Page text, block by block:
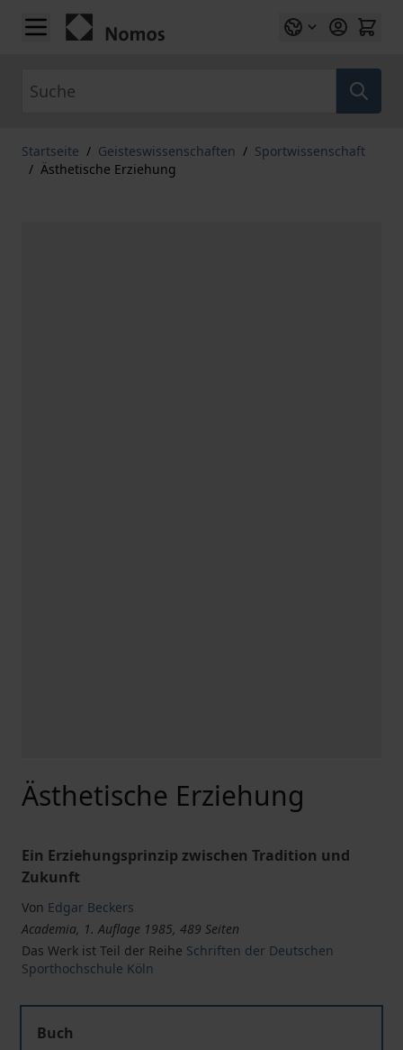
Zum Inhalt springen
Startseite / Geisteswissenschaften / Sportwissenschaft
/ Ästhetische Erziehung
Ästhetische Erziehung
Ein Erziehungsprinzip zwischen Tradition und
Zukunft
Von Edgar Beckers
Academia, 1. Auflage 1985, 489 Seiten
Das Werk ist Teil der Reihe Schriften der Deutschen
Sporthochschule Köln
Buch